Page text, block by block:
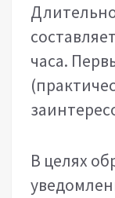
часа.
В целях